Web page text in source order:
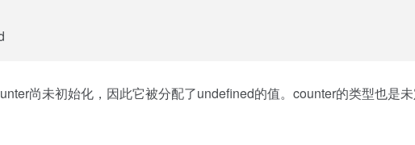
尚未初始化，因此它被分配了undefined的值。counter的类型也是